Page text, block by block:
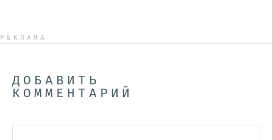
РЕКЛАМА
ДОБАВИТЬ
КОММЕНТАРИЙ